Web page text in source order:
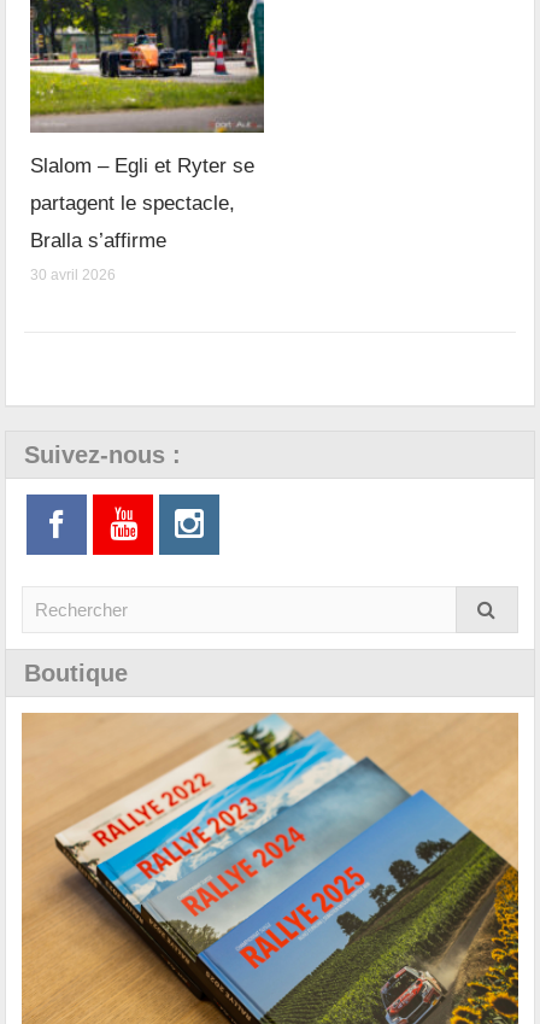
Slalom – Egli et Ryter se
partagent le spectacle,
Bralla s’affirme
30 avril 2026
Suivez-nous :
Boutique